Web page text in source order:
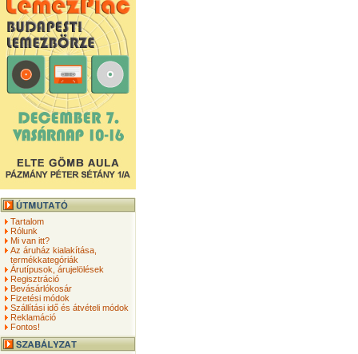
Tartalom
Rólunk
Mi van itt?
Az áruház kialakítása,
termékkategóriák
Árutípusok, árujelölések
Regisztráció
Bevásárlókosár
Fizetési módok
Szállítási idő és átvételi módok
Reklamáció
Fontos!